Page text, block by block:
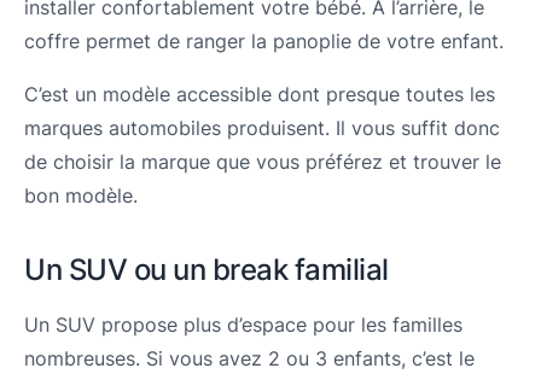
installer confortablement votre bébé. A l’arrière, le
coffre permet de ranger la panoplie de votre enfant.
C’est un modèle accessible dont presque toutes les
marques automobiles produisent. Il vous suffit donc
de choisir la marque que vous préférez et trouver le
bon modèle.
Un SUV ou un break familial
Un SUV propose plus d’espace pour les familles
nombreuses. Si vous avez 2 ou 3 enfants, c’est le